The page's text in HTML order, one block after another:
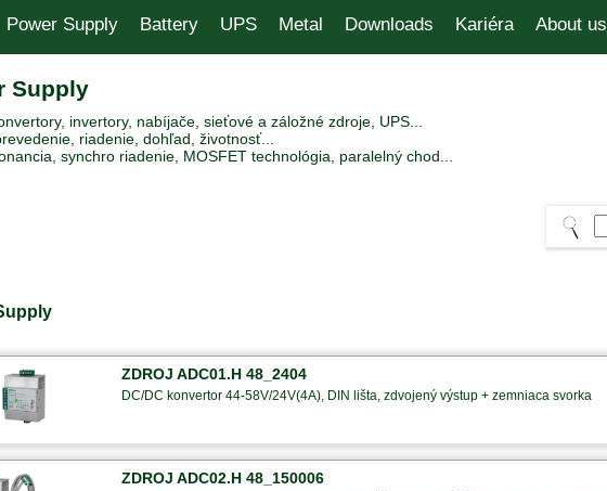
Power Supply Battery UPS Metal Downloads Kariéra About us
Supply
invertory, nabíjače, sieťové a záložné zdroje, UPS...
riadenie, dohľad, životnosť...
synchro riadenie, MOSFET technológia, paralelný chod...
ZDROJ ADC01.H 48_2404
DC/DC konvertor 44-58V/24V(4A), DIN lišta, zdvojený výstup + zemniaca svorka
ZDROJ ADC02.H 48_150006